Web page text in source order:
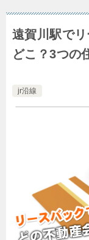
遠賀川駅で
どこ？3つの
jr沿線